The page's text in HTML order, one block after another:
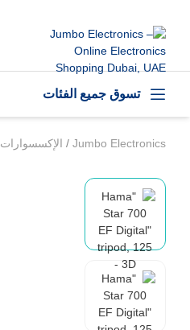
تسوق جميع الفئات
Jumbo Electronics
/ الإكسسوارات